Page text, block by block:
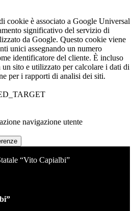
cookie è associato a Google Universal
significativo del servizio di
da Google. Questo cookie viene
unici assegnando un numero
identificatore del cliente. È incluso
sito e utilizzato per calcolare i dati di
per i rapporti di analisi dei siti.
navigazione utente
“Vito Capialbi”